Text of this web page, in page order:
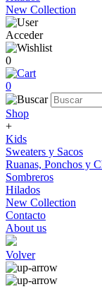
New Collection
Acceder
0
0
Shop
+
Kids
Sweaters y Sacos
Ruanas, Ponchos y
Sombreros
Hilados
New Collection
Contacto
About us
Volver